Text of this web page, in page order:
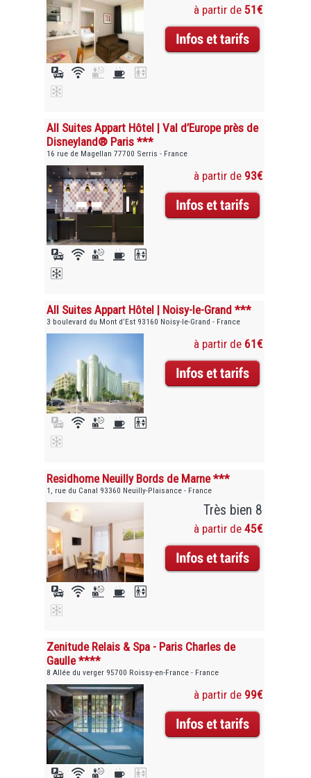
à partir de 51€
All Suites Appart Hôtel | Val d’Europe près de
Disneyland® Paris ***
16 rue de Magellan 77700 Serris - France
à partir de 93€
All Suites Appart Hôtel | Noisy-le-Grand ***
3 boulevard du Mont d’Est 93160 Noisy-le-Grand - France
à partir de 61€
Residhome Neuilly Bords de Marne ***
1, rue du Canal 93360 Neuilly-Plaisance - France
Très bien 8
à partir de 45€
Zenitude Relais & Spa - Paris Charles de
Gaulle ****
8 Allée du verger 95700 Roissy-en-France - France
à partir de 99€